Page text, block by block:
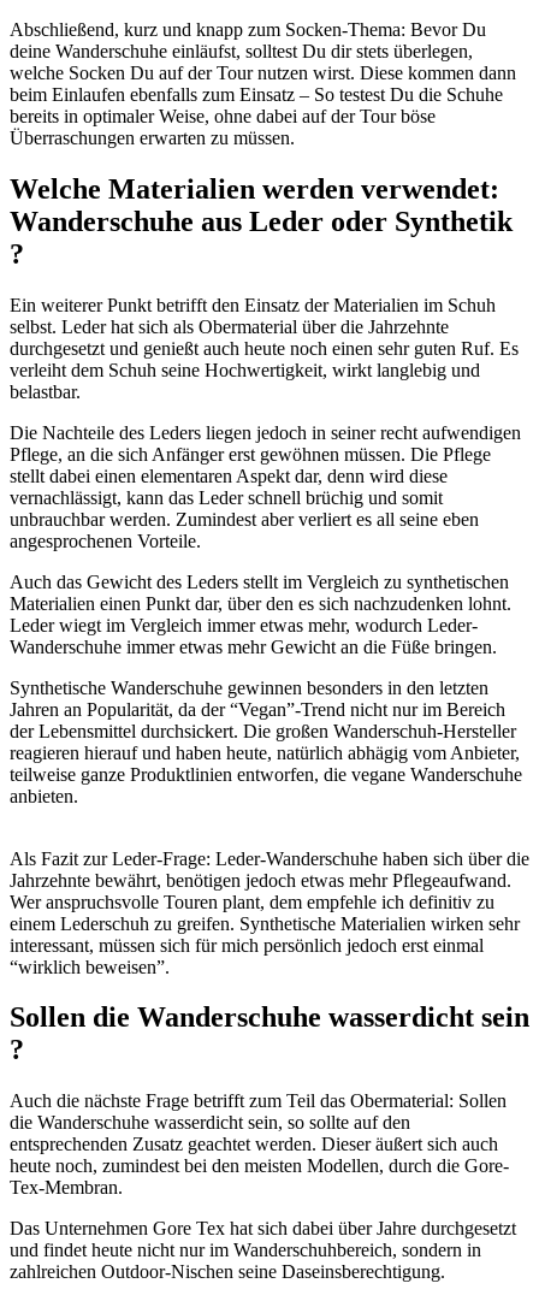
Abschließend, kurz und knapp zum Socken-Thema: Bevor Du
deine Wanderschuhe einläufst, solltest Du dir stets überlegen,
welche Socken Du auf der Tour nutzen wirst. Diese kommen dann
beim Einlaufen ebenfalls zum Einsatz – So testest Du die Schuhe
bereits in optimaler Weise, ohne dabei auf der Tour böse
Überraschungen erwarten zu müssen.
Welche Materialien werden verwendet:
Wanderschuhe aus Leder oder Synthetik
?
Ein weiterer Punkt betrifft den Einsatz der Materialien im Schuh
selbst. Leder hat sich als Obermaterial über die Jahrzehnte
durchgesetzt und genießt auch heute noch einen sehr guten Ruf. Es
verleiht dem Schuh seine Hochwertigkeit, wirkt langlebig und
belastbar.
Die Nachteile des Leders liegen jedoch in seiner recht aufwendigen
Pflege, an die sich Anfänger erst gewöhnen müssen. Die Pflege
stellt dabei einen elementaren Aspekt dar, denn wird diese
vernachlässigt, kann das Leder schnell brüchig und somit
unbrauchbar werden. Zumindest aber verliert es all seine eben
angesprochenen Vorteile.
Auch das Gewicht des Leders stellt im Vergleich zu synthetischen
Materialien einen Punkt dar, über den es sich nachzudenken lohnt.
Leder wiegt im Vergleich immer etwas mehr, wodurch Leder-
Wanderschuhe immer etwas mehr Gewicht an die Füße bringen.
Synthetische Wanderschuhe gewinnen besonders in den letzten
Jahren an Popularität, da der “Vegan”-Trend nicht nur im Bereich
der Lebensmittel durchsickert. Die großen Wanderschuh-Hersteller
reagieren hierauf und haben heute, natürlich abhägig vom Anbieter,
teilweise ganze Produktlinien entworfen, die vegane Wanderschuhe
anbieten.
Als Fazit zur Leder-Frage: Leder-Wanderschuhe haben sich über die
Jahrzehnte bewährt, benötigen jedoch etwas mehr Pflegeaufwand.
Wer anspruchsvolle Touren plant, dem empfehle ich definitiv zu
einem Lederschuh zu greifen. Synthetische Materialien wirken sehr
interessant, müssen sich für mich persönlich jedoch erst einmal
“wirklich beweisen”.
Sollen die Wanderschuhe wasserdicht sein
?
Auch die nächste Frage betrifft zum Teil das Obermaterial: Sollen
die Wanderschuhe wasserdicht sein, so sollte auf den
entsprechenden Zusatz geachtet werden. Dieser äußert sich auch
heute noch, zumindest bei den meisten Modellen, durch die Gore-
Tex-Membran.
Das Unternehmen Gore Tex hat sich dabei über Jahre durchgesetzt
und findet heute nicht nur im Wanderschuhbereich, sondern in
zahlreichen Outdoor-Nischen seine Daseinsberechtigung.